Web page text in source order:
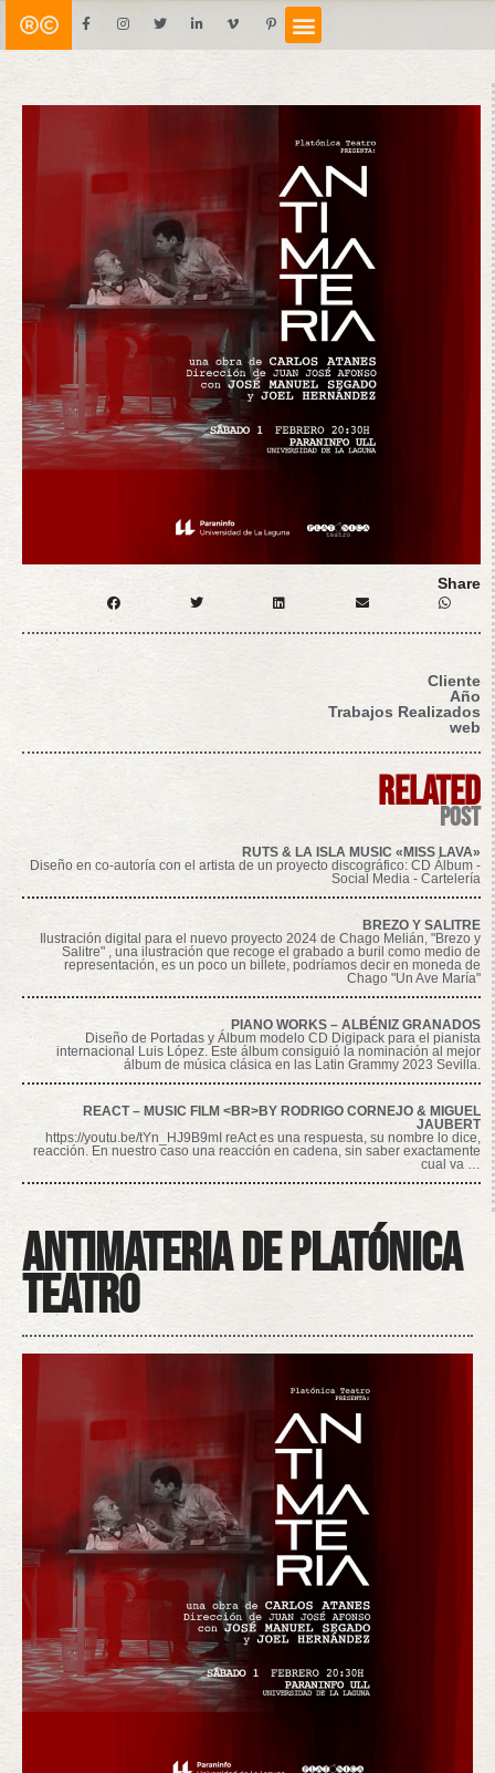
Share
Cliente
Año
Trabajos Realizados
web
related
post
RUTS & LA ISLA MUSIC «MISS LAVA»
Diseño en co-autoría con el artista de un proyecto discográfico: CD Álbum -
Social Media - Cartelería
BREZO Y SALITRE
Ilustración digital para el nuevo proyecto 2024 de Chago Melián, "Brezo y
Salitre" , una ilustración que recoge el grabado a buril como medio de
representación, es un poco un billete, podríamos decir en moneda de
Chago "Un Ave María"
PIANO WORKS – ALBÉNIZ GRANADOS
Diseño de Portadas y Álbum modelo CD Digipack para el pianista
internacional Luis López. Este álbum consiguió la nominación al mejor
álbum de música clásica en las Latin Grammy 2023 Sevilla.
REACT – MUSIC FILM <BR>BY RODRIGO CORNEJO & MIGUEL
JAUBERT
https://youtu.be/tYn_HJ9B9mI reAct es una respuesta, su nombre lo dice,
reacción. En nuestro caso una reacción en cadena, sin saber exactamente
cual va …
Antimateria de Platónica
Teatro